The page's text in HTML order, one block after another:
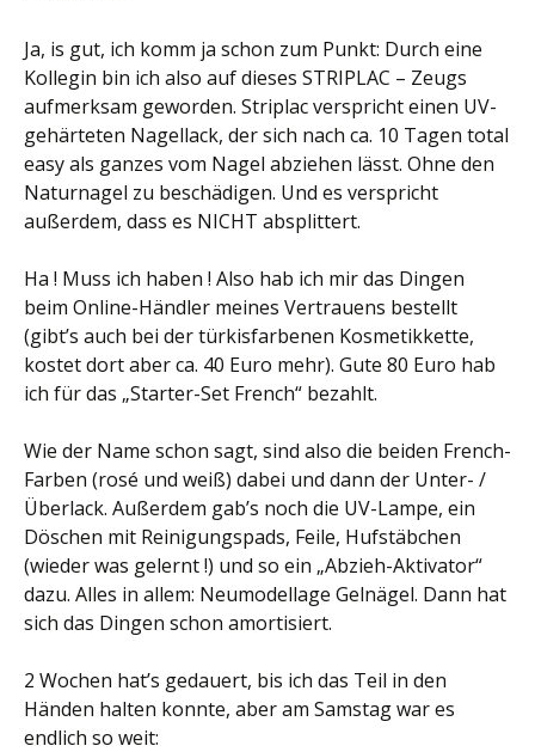
Ja, is gut, ich komm ja schon zum Punkt: Durch eine
Kollegin bin ich also auf dieses STRIPLAC – Zeugs
aufmerksam geworden. Striplac verspricht einen UV-
gehärteten Nagellack, der sich nach ca. 10 Tagen total
easy als ganzes vom Nagel abziehen lässt. Ohne den
Naturnagel zu beschädigen. Und es verspricht
außerdem, dass es NICHT absplittert.
Ha ! Muss ich haben ! Also hab ich mir das Dingen
beim Online-Händler meines Vertrauens bestellt
(gibt’s auch bei der türkisfarbenen Kosmetikkette,
kostet dort aber ca. 40 Euro mehr). Gute 80 Euro hab
ich für das „Starter-Set French“ bezahlt.
Wie der Name schon sagt, sind also die beiden French-
Farben (rosé und weiß) dabei und dann der Unter- /
Überlack. Außerdem gab’s noch die UV-Lampe, ein
Döschen mit Reinigungspads, Feile, Hufstäbchen
(wieder was gelernt !) und so ein „Abzieh-Aktivator“
dazu. Alles in allem: Neumodellage Gelnägel. Dann hat
sich das Dingen schon amortisiert.
2 Wochen hat’s gedauert, bis ich das Teil in den
Händen halten konnte, aber am Samstag war es
endlich so weit: